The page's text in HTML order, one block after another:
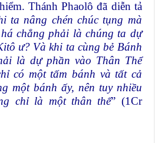
Thánh Phaolô đã diễn tả
ta nâng chén chúc tụng mà
chẳng phải là chúng ta dự
ư? Và khi ta cùng bẻ Bánh
là dự phần vào Thân Thể
có một tấm bánh và tất cả
một bánh ấy, nên tuy nhiều
chỉ là một thân thể” (1Cr